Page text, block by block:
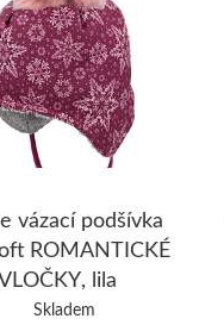
vázací podšívka
ROMANTICKÉ
lila
Skladem